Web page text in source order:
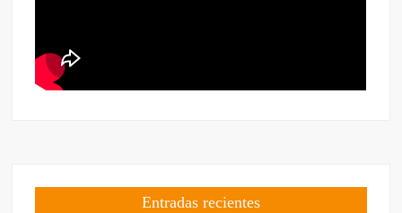
Entradas recientes